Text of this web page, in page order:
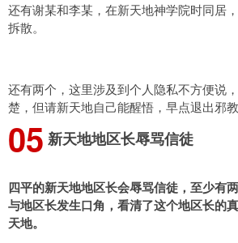
还有谢某和李某，在新天地神学院时同居
拆散。
还有两个，这里涉及到个人隐私不方便说
楚，但请新天地自己能醒悟，早点退出邪教
05 新天地地区长辱骂信徒
四平的新天地地区长会辱骂信徒，至少有
与地区长发生口角，看清了这个地区长的
天地。